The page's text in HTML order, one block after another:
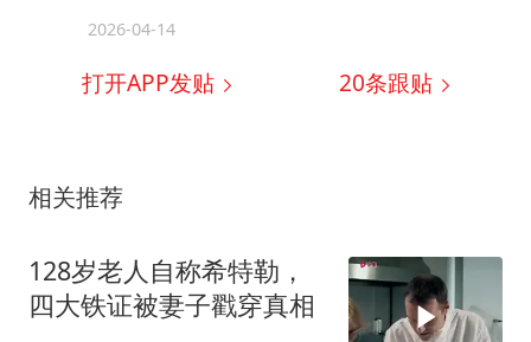
2026-04-14
打开APP发贴 20条跟贴
相关推荐
128岁老人自称希特勒，
四大铁证被妻子戳穿真相